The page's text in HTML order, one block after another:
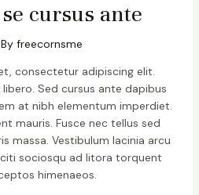
cursus ante
freecornsme
consectetur adipiscing elit.
Sed cursus ante dapibus
at nibh elementum imperdiet.
mauris. Fusce nec tellus sed
massa. Vestibulum lacinia arcu
sociosqu ad litora torquent
himenaeos.